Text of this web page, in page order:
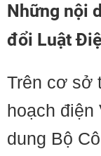
Những nội
đổi Luật
Trên cơ sở
hoạch điện
dung Bộ